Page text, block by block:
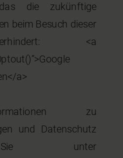
die zukünftige
beim Besuch dieser
<a
a>
zu
und Datenschutz
unter